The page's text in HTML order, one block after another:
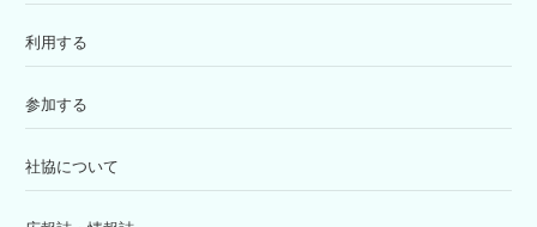
利用する
参加する
社協について